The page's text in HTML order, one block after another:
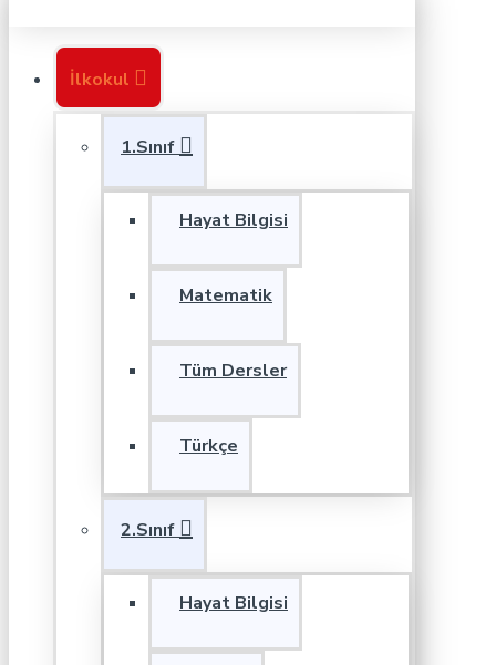
İlkokul
1.Sınıf
Hayat Bilgisi
Matematik
Tüm Dersler
Türkçe
2.Sınıf
Hayat Bilgisi